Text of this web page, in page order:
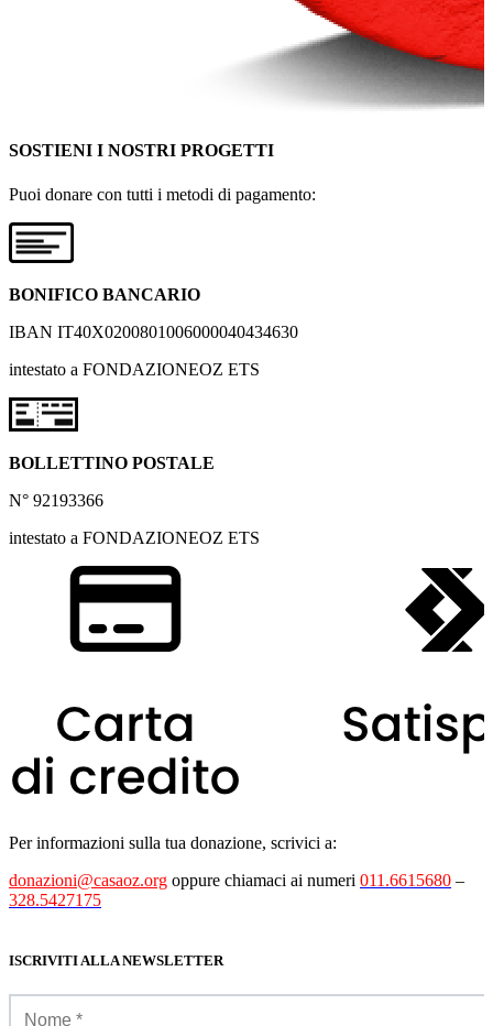
SOSTIENI I NOSTRI PROGETTI
Puoi donare con tutti i metodi di pagamento:
BONIFICO BANCARIO
IBAN IT40X0200801006000040434630
intestato a FONDAZIONEOZ ETS
BOLLETTINO POSTALE
N° 92193366
intestato a FONDAZIONEOZ ETS
Per informazioni sulla tua donazione, scrivici a:
donazioni@casaoz.org oppure chiamaci ai numeri 011.6615680 –
328.5427175
ISCRIVITI ALLA NEWSLETTER